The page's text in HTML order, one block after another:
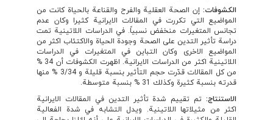
الكشوفات: إن الصحة العقلية والفرح والقناعة بالحياة كانت من
المواضيع التي تكررت في المقالات الايرانية كثيرا وكان عدم
تجانس المتغيرات منخفض نسبياً. في الدراسات اللاتينية تمت
دراسة تأثير التدين على الصحة وجودة الحياة والاكتئاب اكثر من
المواضيع الاخرى وكان التباين في المتغيرات في الدراسات
اللاتينية اكثر من الدراسات الايرانية. اظهرت الكشوفات أن 34 %
من كل المقالات قدّرت حجم التأثير بنسبة قليلة و 3/34 % منها
قدرته بنسبة كثيرة وكذلك 31 % بنسبة متوسطة.
الاستنتاج: تم تقييم شدة تأثير التدين في المقالات الايرانية
اكثر من مثيلاتها اللاتينية. ويدل التشابه في شدة الفعالية